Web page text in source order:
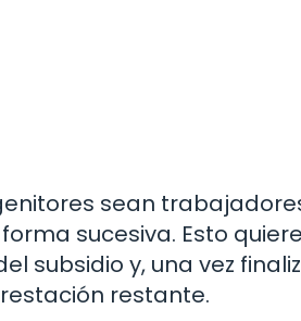
sean
sucesiva. Esto
subsidio y, una vez
restante.